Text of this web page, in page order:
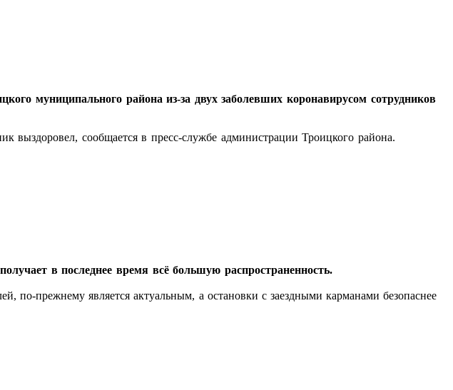
муниципального района из-за двух заболевших коронавирусом сотрудников
выздоровел, сообщается в пресс-службе администрации Троицкого района.
в последнее время всё большую распространенность.
по‑прежнему является актуальным, а остановки с заездными карманами безопаснее